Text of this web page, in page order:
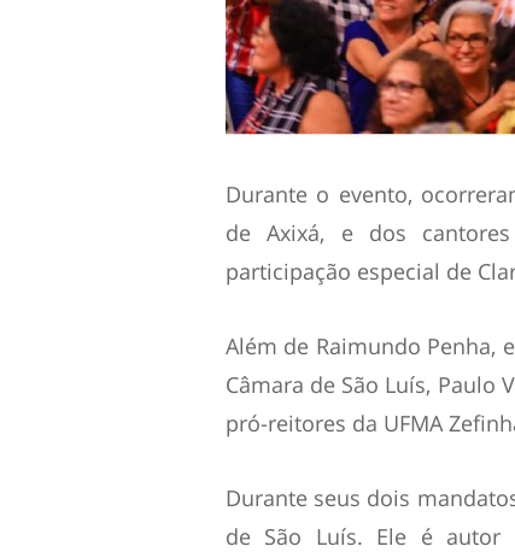
Durante o evento,
de Axixá, e dos
participação especial de
Além de Raimundo Penha,
Câmara de São Luís, Paulo
pró-reitores da UFMA
Durante seus dois
de São Luís. Ele é autor